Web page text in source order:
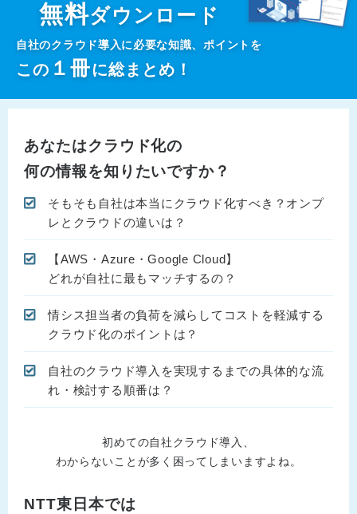
無料ダウンロード
自社のクラウド導入に必要な知識、ポイントを
この １冊に総まとめ！
あなたはクラウド化の
何の情報を知りたいですか？
そもそも自社は本当にクラウド化すべき？オンプ
レとクラウドの違いは？
【AWS・Azure・Google Cloud】
どれが自社に最もマッチするの？
情シス担当者の負荷を減らしてコストを軽減する
クラウド化のポイントは？
自社のクラウド導入を実現するまでの具体的な流
れ・検討する順番は？
初めての自社クラウド導入、
わからないことが多く困ってしまいますよね。
NTT東日本では